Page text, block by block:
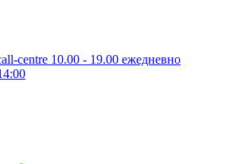
centre 10.00 - 19.00 ежедневно